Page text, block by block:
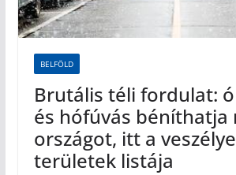
BELFÖLD
Brutális téli fordulat:
és hófúvás béníthatja
országot, itt a
területek listája